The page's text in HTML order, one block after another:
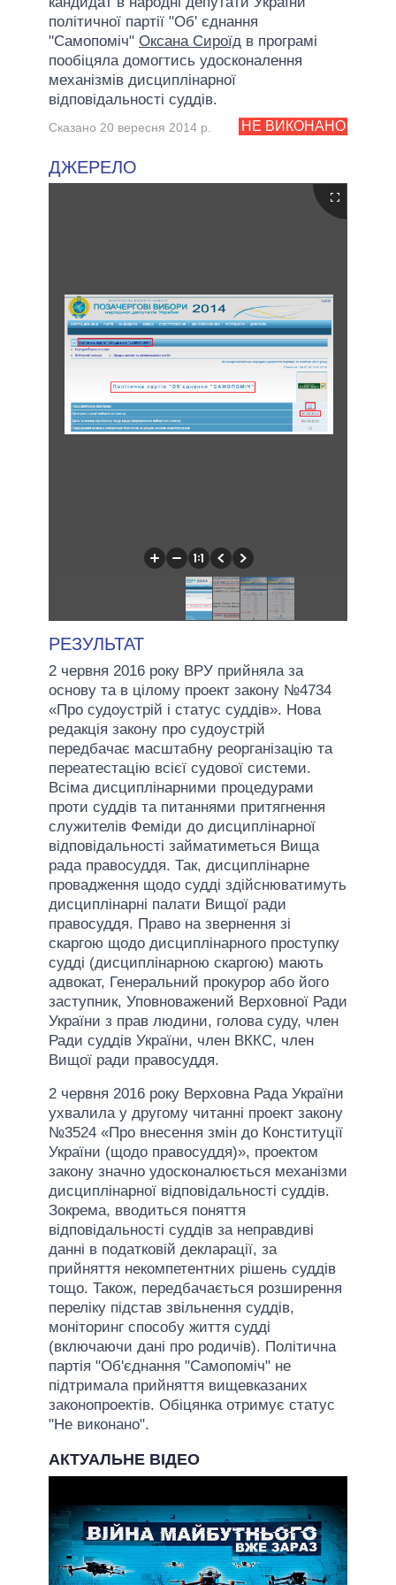
політичної партії "Об' єднання
"Самопоміч" Оксана Сироїд в програмі
пообіцяла домогтись удосконалення
механізмів дисциплінарної
відповідальності суддів.
НЕ ВИКОНАНО
Сказано 20 вересня 2014 р.
ДЖЕРЕЛО
РЕЗУЛЬТАТ
2 червня 2016 року ВРУ прийняла за
основу та в цілому проект закону №4734
«Про судоустрій і статус суддів». Нова
редакція закону про судоустрій
передбачає масштабну реорганізацію та
переатестацію всієї судової системи.
Всіма дисциплінарними процедурами
проти суддів та питаннями притягнення
служителів Феміди до дисциплінарної
відповідальності займатиметься Вища
рада правосуддя. Так, дисциплінарне
провадження щодо судді здійснюватимуть
дисциплінарні палати Вищої ради
правосуддя. Право на звернення зі
скаргою щодо дисциплінарного проступку
судді (дисциплінарною скаргою) мають
адвокат, Генеральний прокурор або його
заступник, Уповноважений Верховної Ради
України з прав людини, голова суду, член
Ради суддів України, член ВККС, член
Вищої ради правосуддя.
2 червня 2016 року Верховна Рада України
ухвалила у другому читанні проект закону
№3524 «Про внесення змін до Конституції
України (щодо правосуддя)», проектом
закону значно удосконалюється механізми
дисциплінарної відповідальності суддів.
Зокрема, вводиться поняття
відповідальності суддів за неправдиві
данні в податковій декларації, за
прийняття некомпетентних рішень суддів
тощо. Також, передбачається розширення
переліку підстав звільнення суддів,
моніторинг способу життя судді
(включаючи дані про родичів). Політична
партія "Об'єднання "Самопоміч" не
підтримала прийняття вищевказаних
законопроектів. Обіцянка отримує статус
"Не виконано".
АКТУАЛЬНЕ ВІДЕО